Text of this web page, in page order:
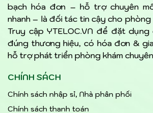
bạch hóa đơn – hỗ trợ chuyên
nhanh – là đối tác tin cậy cho phòng
Truy cập YTELOC.VN để đặt
đúng thương hiệu, có hóa đơn &
hỗ trợ phát triển phòng khám
CHÍNH SÁCH
Chính sách nhập sỉ, Nhà phân phối
Chính sách thanh toán